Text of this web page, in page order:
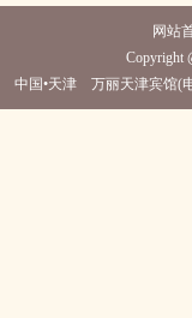
网站
Copyright
中国•天津 万丽天津宾馆(电